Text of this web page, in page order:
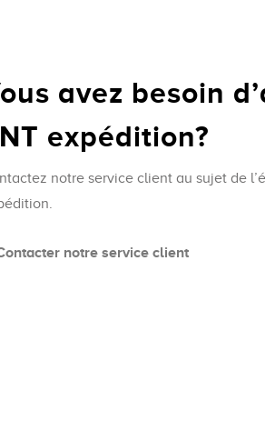
avez besoin
expédition?
notre service client au sujet de
notre service client